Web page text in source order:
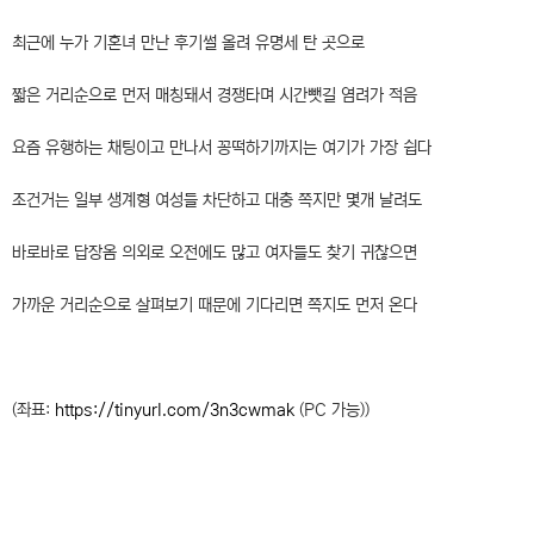
최근에 누가 기혼녀 만난 후기썰 올려 유명세 탄 곳으로
짧은 거리순으로 먼저 매칭돼서 경쟁타며 시간뺏길 염려가 적음
요즘 유행하는 채팅이고 만나서 꽁떡하기까지는 여기가 가장 쉽다
조건거는 일부 생계형 여성들 차단하고 대충 쪽지만 몇개 날려도
바로바로 답장옴 의외로 오전에도 많고 여자들도 찾기 귀찮으면
가까운 거리순으로 살펴보기 때문에 기다리면 쪽지도 먼저 온다
(좌표: https://tinyurl.com/3n3cwmak (PC 가능))